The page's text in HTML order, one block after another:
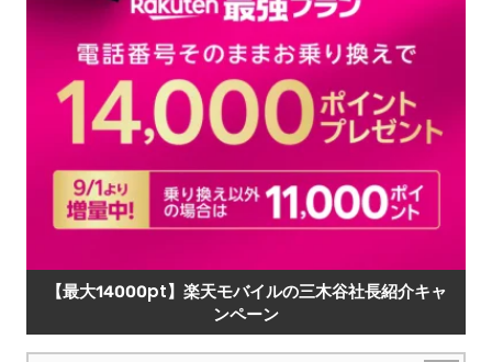
【最大14000pt】楽天モバイルの三木谷社長紹介キャ
ンペーン